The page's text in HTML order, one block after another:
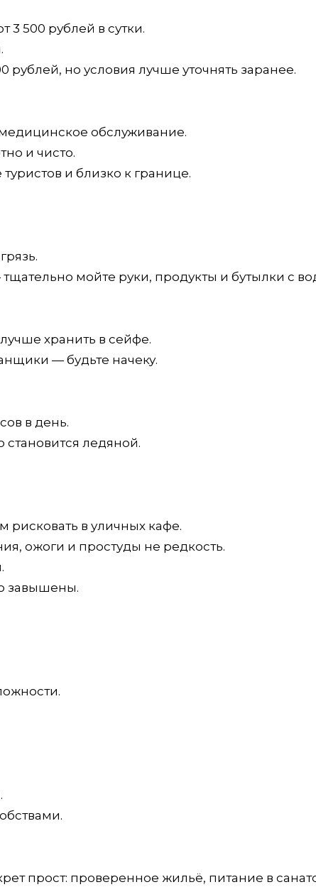
500 рублей в сутки.
рублей, но условия лучше уточнять заранее.
обслуживание.
и чисто.
и близко к границе.
мойте руки, продукты и бутылки с
хранить в сейфе.
— будьте начеку.
в день.
ледяной.
рисковать в уличных кафе.
ожоги и простуды не редкость.
завышены.
прост: проверенное жильё, питание в